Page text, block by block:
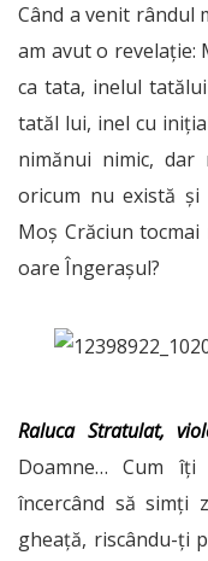
Când a venit rândul
am avut o revelație:
ca tata, inelul
tatăl lui, inel cu
nimănui nimic, dar
oricum nu există
Moș Crăciun tocmai
oare Îngerașul?
Raluca Stratulat,
Doamne… Cum
încercând să simți
gheață, riscându-ți